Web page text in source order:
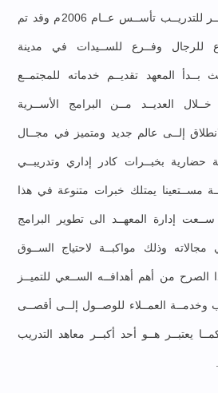
معهــد البصائــر للتدريــب تأســس عــام 2006م وقد تم
للرجال وفــرع للســيدات في مدينة
بــدأ المعهد تقديــم خدماته للمجتمــع
العديــد مــن البرامج الأســرية
إلــى عالم جديد ومتميز في مجــال
حضارية بخبــرات كادر إداري وتدريبــي
مســتعينا يمتلك خبرات متنوعة في هذا
إدارة المعهــد الى تطوير البرامج
مجالاته وذلك مواكبــة لاحتياج الســوق
الصرح من أهم أهدافــه الســعي للتميــز
وخدمــة العمــلاء للوصــول إلــى أقصــى
يعتبــر هــو أحد أكبــر معاهد التدريب